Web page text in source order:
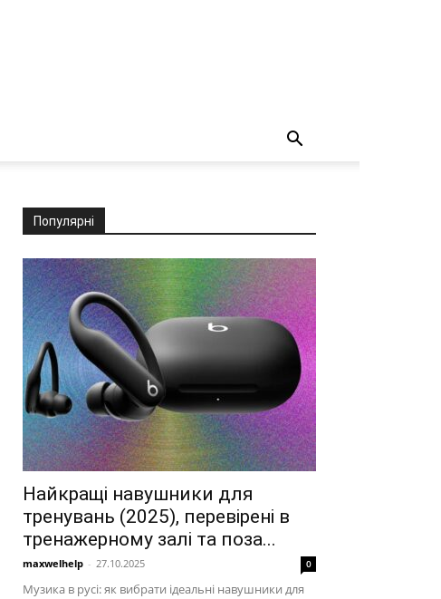
Популярні
Найкращі навушники для
тренувань (2025), перевірені в
тренажерному залі та поза...
maxwelhelp - 27.10.2025 0
Музика в русі: як вибрати ідеальні навушники для